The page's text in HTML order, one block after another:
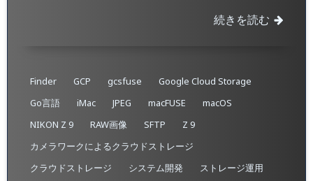
続きを読む
Finder GCP gcsfuse
Google Cloud Storage
Go言語
iMac JPEG macFUSE
macOS
NIKON Z 9
RAW画像 SFTP
Z 9
カメラワークによるクラウドストレージ
クラウドストレージ
システム開発
ストレージ運用